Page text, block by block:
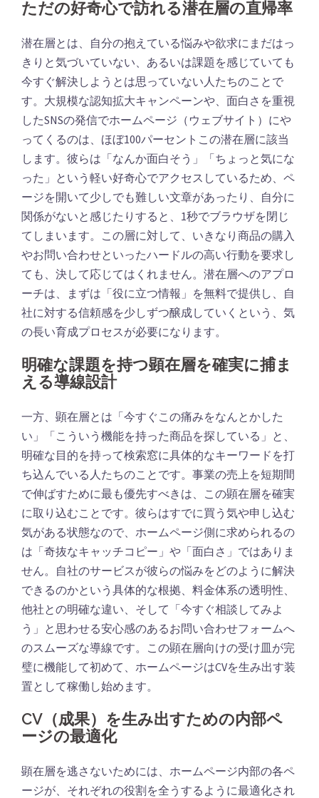
ただの好奇心で訪れる潜在層の直帰率
潜在層とは、自分の抱えている悩みや欲求にまだはっ
きりと気づいていない、あるいは課題を感じていても
今すぐ解決しようとは思っていない人たちのことで
す。大規模な認知拡大キャンペーンや、面白さを重視
したSNSの発信でホームページ（ウェブサイト）にや
ってくるのは、ほぼ100パーセントこの潜在層に該当
します。彼らは「なんか面白そう」「ちょっと気にな
った」という軽い好奇心でアクセスしているため、ペ
ージを開いて少しでも難しい文章があったり、自分に
関係がないと感じたりすると、1秒でブラウザを閉じ
てしまいます。この層に対して、いきなり商品の購入
やお問い合わせといったハードルの高い行動を要求し
ても、決して応じてはくれません。潜在層へのアプロ
ーチは、まずは「役に立つ情報」を無料で提供し、自
社に対する信頼感を少しずつ醸成していくという、気
の長い育成プロセスが必要になります。
明確な課題を持つ顕在層を確実に捕ま
える導線設計
一方、顕在層とは「今すぐこの痛みをなんとかした
い」「こういう機能を持った商品を探している」と、
明確な目的を持って検索窓に具体的なキーワードを打
ち込んでいる人たちのことです。事業の売上を短期間
で伸ばすために最も優先すべきは、この顕在層を確実
に取り込むことです。彼らはすでに買う気や申し込む
気がある状態なので、ホームページ側に求められるの
は「奇抜なキャッチコピー」や「面白さ」ではありま
せん。自社のサービスが彼らの悩みをどのように解決
できるのかという具体的な根拠、料金体系の透明性、
他社との明確な違い、そして「今すぐ相談してみよ
う」と思わせる安心感のあるお問い合わせフォームへ
のスムーズな導線です。この顕在層向けの受け皿が完
璧に機能して初めて、ホームページはCVを生み出す装
置として稼働し始めます。
CV（成果）を生み出すための内部ペ
ージの最適化
顕在層を逃さないためには、ホームページ内部の各ペ
ージが、それぞれの役割を全うするように最適化され